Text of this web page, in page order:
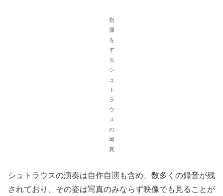
指
揮
を
す
る
シ
ュ
ト
ラ
ウ
ス
の
写
真
シュトラウスの演奏は自作自演も含め、数多くの録音が残
されており、その姿は写真のみならず映像でも見ることが